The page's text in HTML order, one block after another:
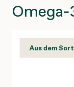
Aus dem